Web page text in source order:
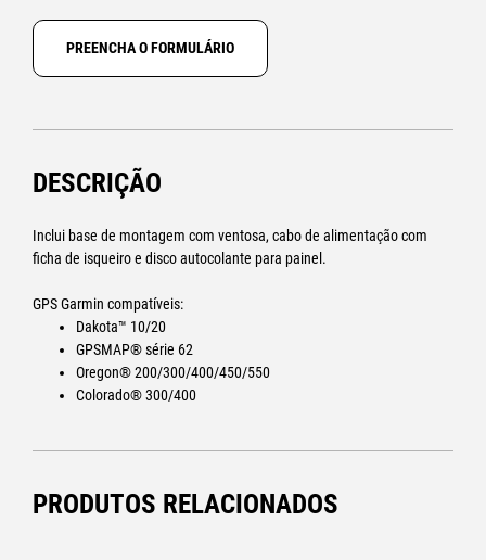
PREENCHA O FORMULÁRIO
DESCRIÇÃO
Inclui base de montagem com ventosa, cabo de alimentação com
ficha de isqueiro e disco autocolante para painel.
GPS Garmin compatíveis:
Dakota™ 10/20
GPSMAP® série 62
Oregon® 200/300/400/450/550
Colorado® 300/400
PRODUTOS RELACIONADOS